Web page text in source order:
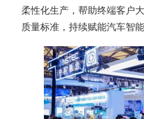
柔性化生产，帮助终端客户
质量标准，持续赋能汽车智能